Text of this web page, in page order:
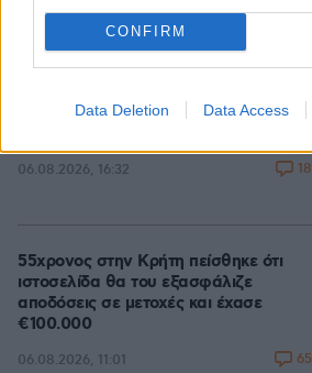
CONFIRM
Data Deletion Data Access
Δημήτρης Ξανθάκης: Η γνήσια λαϊκή
του τραγούδια, γιατί δεν έκανε
06.08.2026, 16:32 18
55χρονος στην Κρήτη πείσθηκε ότι
ιστοσελίδα θα του εξασφάλιζε
αποδόσεις σε μετοχές και έχασε
€100.000
06.08.2026, 11:01 65